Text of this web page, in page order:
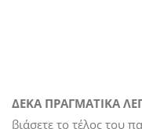
ΔΕΚΑ ΠΡΑΓΜΑΤΙΚΑ
βιάσετε το τέλος του